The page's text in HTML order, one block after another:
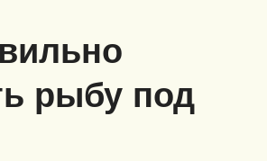
рыбу под